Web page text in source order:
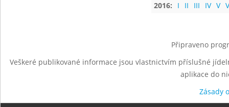
2016:
I II III IV V
Připraveno
Veškeré publikované informace jsou vlastnictvím příslušné
aplikace do
Zásady